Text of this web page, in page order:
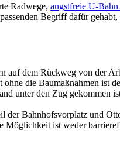
Radwege, angstfreie U-
Begriff dafür
auf dem Rückweg von der
die Baumaßnahmen ist
unter den Zug gekommen
der Bahnhofsvorplatz und
ist weder